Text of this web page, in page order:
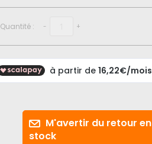
Quantité : - +
M'avertir du retour en
stock